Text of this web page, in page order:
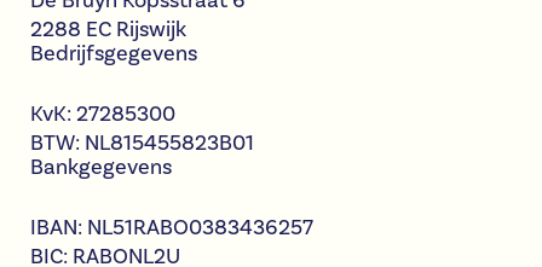
2288 EC Rijswijk
Bedrijfsgegevens
KvK: 27285300
BTW: NL815455823B01
Bankgegevens
IBAN: NL51RABO0383436257
BIC: RABONL2U